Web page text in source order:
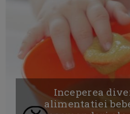
Inceperea
alimentatiei